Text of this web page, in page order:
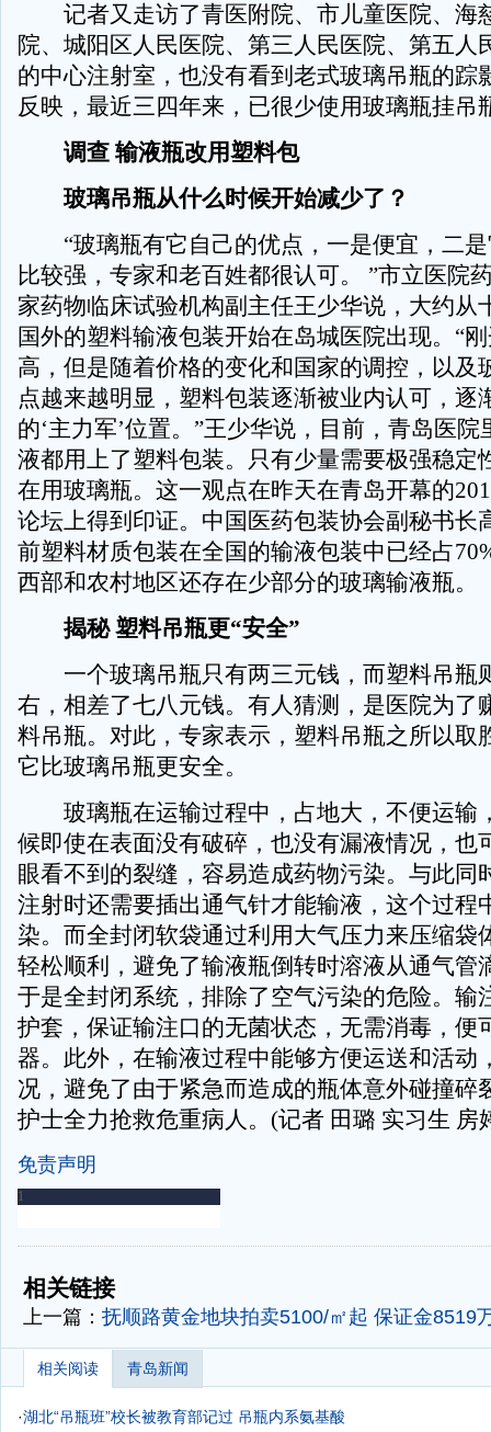
记者又走访了青医附院、市儿童医院、海
院、城阳区人民医院、第三人民医院、第五人
的中心注射室，也没有看到老式玻璃吊瓶的踪
反映，最近三四年来，已很少使用玻璃瓶挂吊
调查 输液瓶改用塑料包
玻璃吊瓶从什么时候开始减少了？
“玻璃瓶有它自己的优点，一是便宜，二是
比较强，专家和老百姓都很认可。 ”市立医院
家药物临床试验机构副主任王少华说，大约从
国外的塑料输液包装开始在岛城医院出现。“
高，但是随着价格的变化和国家的调控，以及
点越来越明显，塑料包装逐渐被业内认可，逐
的‘主力军’位置。”王少华说，目前，青岛医
液都用上了塑料包装。只有少量需要极强稳定
在用玻璃瓶。这一观点在昨天在青岛开幕的
论坛上得到印证。中国医药包装协会副秘书长
前塑料材质包装在全国的输液包装中已经占
西部和农村地区还存在少部分的玻璃输液瓶。
揭秘 塑料吊瓶更“安全”
一个玻璃吊瓶只有两三元钱，而塑料吊瓶
右，相差了七八元钱。有人猜测，是医院为了
料吊瓶。对此，专家表示，塑料吊瓶之所以取
它比玻璃吊瓶更安全。
玻璃瓶在运输过程中，占地大，不便运输
候即使在表面没有破碎，也没有漏液情况，也
眼看不到的裂缝，容易造成药物污染。与此同
注射时还需要插出通气针才能输液，这个过程
染。而全封闭软袋通过利用大气压力来压缩袋
轻松顺利，避免了输液瓶倒转时溶液从通气管
于是全封闭系统，排除了空气污染的危险。输
护套，保证输注口的无菌状态，无需消毒，便
器。此外，在输液过程中能够方便运送和活动
况，避免了由于紧急而造成的瓶体意外碰撞碎
护士全力抢救危重病人。(记者 田璐 实习生 房
免责声明
-
相关链接
上一篇： 抚顺路黄金地块拍卖5100/㎡起 保证金8519
相关阅读 青岛新闻
·湖北“吊瓶班”校长被教育部记过 吊瓶内系氨基酸